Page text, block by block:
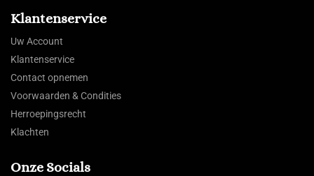
Klantenservice
Uw Account
Klantenservice
Contact opnemen
Voorwaarden & Condities
Herroepingsrecht
Klachten
Onze Socials